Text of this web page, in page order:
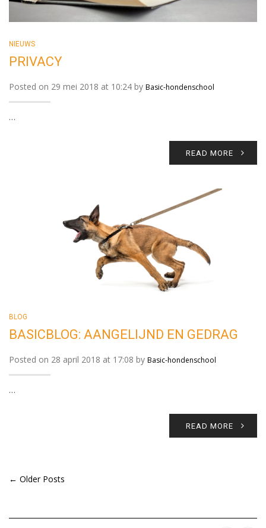
NIEUWS
PRIVACY
Posted on 29 mei 2018 at 10:24 by Basic-hondenschool
…
READ MORE
BLOG
BASICBLOG: AANGELIJND EN GEDRAG
Posted on 28 april 2018 at 17:08 by Basic-hondenschool
…
READ MORE
← Older Posts